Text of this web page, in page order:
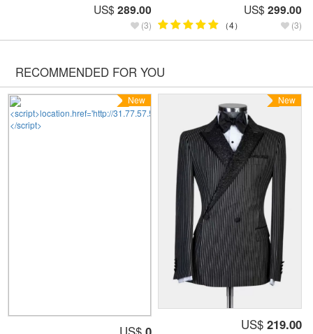
US$ 289.00
(3)
US$ 299.00
（4） (3)
RECOMMENDED FOR YOU
New New
US$ 219.00